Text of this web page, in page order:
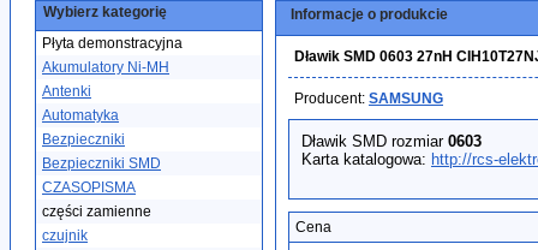
Wybierz kategorię
Płyta demonstracyjna
Akumulatory Ni-MH
Antenki
Automatyka
Bezpieczniki
Bezpieczniki SMD
CZASOPISMA
części zamienne
czujnik
Informacje o produkcie
Dławik SMD 0603 27nH
Producent: SAMSUNG
Dławik SMD rozmiar 0603
Karta katalogowa: http://rcs-
Cena